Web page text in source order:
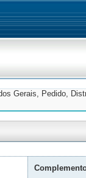
Gerais, Pedido,